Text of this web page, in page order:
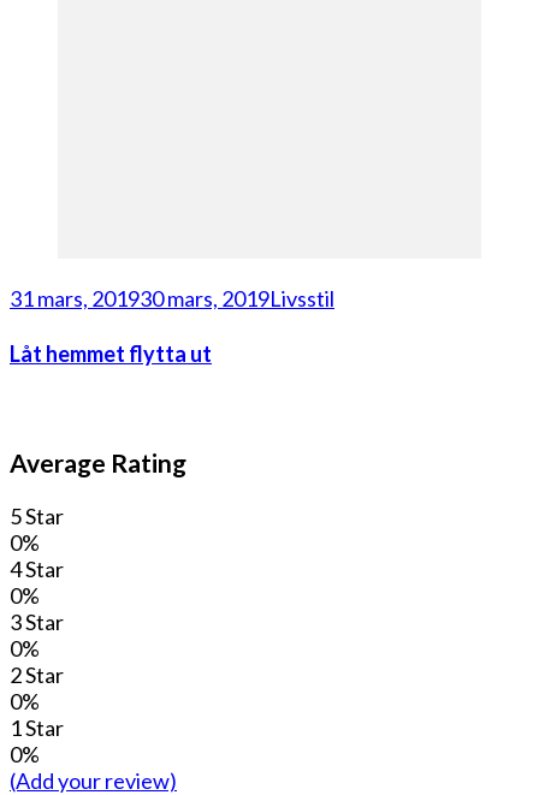
31 mars, 201930 mars, 2019Livsstil
Låt hemmet flytta ut
Average Rating
5 Star
0%
4 Star
0%
3 Star
0%
2 Star
0%
1 Star
0%
(Add your review)